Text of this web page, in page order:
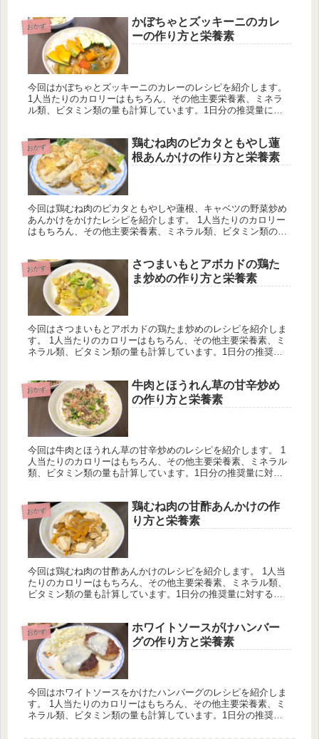
おかず
かぼちゃとズッキーニのカレ
ーの作り方と栄養素
今回はかぼちゃとズッキーニのカレーのレシピを紹介します。
1人当たりのカロリーはもちろん、その他主要栄養素、ミネラ
ル類、ビタミン類の量も計算しています。1日分の推奨量に対
おかず
鶏むね肉のピカタともやし蓮
根あんかけの作り方と栄養素
今回は鶏むね肉のピカタともやしや蓮根、キャベツの野菜炒め
あんかけをかけたレシピを紹介します。 1人当たりのカロリー
はもちろん、その他主要栄養素、ミネラル類、ビタミン類の量
おかず
さつまいもとアボカドの鶏た
ま炒めの作り方と栄養素
今回はさつまいもとアボカドの鶏たま炒めのレシピを紹介しま
す。 1人当たりのカロリーはもちろん、その他主要栄養素、ミ
ネラル類、ビタミン類の量も計算しています。1日分の推奨量
おかず
牛肉とほうれん草の甘辛炒め
の作り方と栄養素
今回は牛肉とほうれん草の甘辛炒めのレシピを紹介します。 1
人当たりのカロリーはもちろん、その他主要栄養素、ミネラル
類、ビタミン類の量も計算しています。1日分の推奨量に対す
おかず
鶏むね肉の甘酢あんかけの作
り方と栄養素
今回は鶏むね肉の甘酢あんかけのレシピを紹介します。 1人当
たりのカロリーはもちろん、その他主要栄養素、ミネラル類、
ビタミン類の量も計算しています。1日分の推奨量に対する割
おかず
ホワイトソースがけハンバー
グの作り方と栄養素
今回はホワイトソースをかけたハンバーグのレシピを紹介しま
す。 1人当たりのカロリーはもちろん、その他主要栄養素、ミ
ネラル類、ビタミン類の量も計算しています。1日分の推奨量